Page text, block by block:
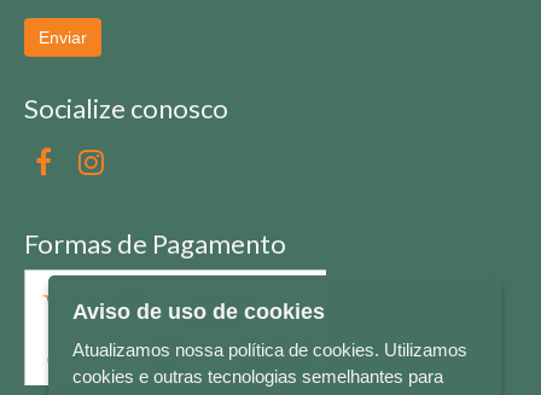
Enviar
Socialize conosco
Formas de Pagamento
Aviso de uso de cookies
Atualizamos nossa política de cookies. Utilizamos
cookies e outras tecnologias semelhantes para